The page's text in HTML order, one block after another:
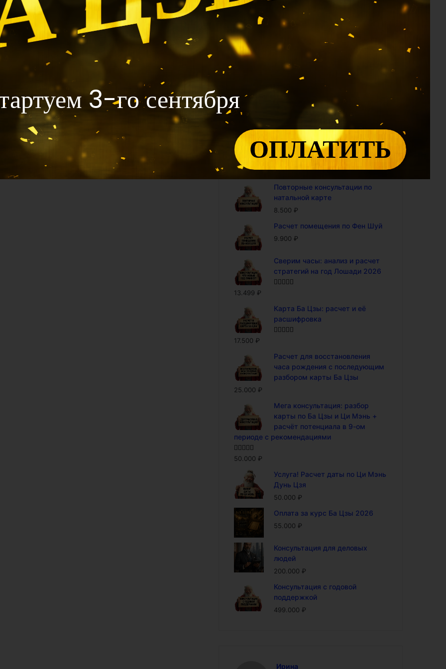
1.990
Калькулятор 12 Дворцов: проф
модуль (доступ на год)
2.400
Калькулятор Ци Мэнь: проф
модуль (доступ на год)
Калькулятор "Совместимость
по Ба Цзы" (доступ на год)
Калькулятор БаЦзы:
включенность карты в 9-ый
период (доступ на год)
5.000₽
Повторные консультации по
натальной карте
8.500 ₽
Расчет помещения по Фен Шуй
9.900 ₽
Сверим часы: анализ и расчет
стратегий на год Лошади 2026
13.499 ₽
Карта Ба Цзы: расчет и её
расшифровка
17.500 ₽
Расчет для восстановления
часа рождения с последующим
разбором карты Ба Цзы
25.000 ₽
Мега консультация: разбор
карты по Ба Цзы и Ци Мэнь +
расчёт потенциала в 9-ом
периоде с рекомендациями
Оценка 5.00
50.000 ₽
Услуга! Расчет даты по Ци Мэнь
Дунь Цзя
50.000 ₽
Оплата за курс Ба Цзы 2026
55.000 ₽
Консультация для деловых
людей
200.000 ₽
Консультация с годовой
поддержкой
499.000 ₽
Ирина
ОПЛАТИТЬ
3-го сентября